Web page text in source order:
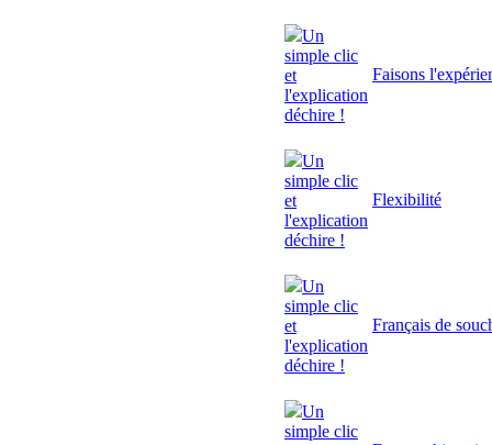
Un
simple clic
et
l'explication
déchire !
Faisons
Un
simple clic
et
l'explication
déchire !
Flexibilité
Un
simple clic
et
l'explication
déchire !
Français de
Un
simple clic